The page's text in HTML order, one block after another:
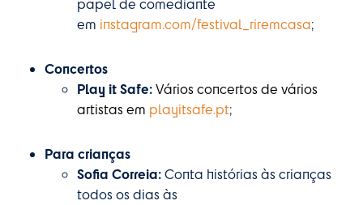
papel de comediante
em instagram.com/festival_riremcasa;
Concertos
Play it Safe:Vários concertos de vários
artistas em playitsafe.pt;
Para crianças
Sofia Correia:Conta histórias às crianças
todos os dias às